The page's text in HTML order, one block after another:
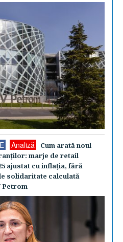
Analiză
Cum arată noul
marje de retail
ajustat cu inflaţia, fără
solidaritate calculată
Petrom